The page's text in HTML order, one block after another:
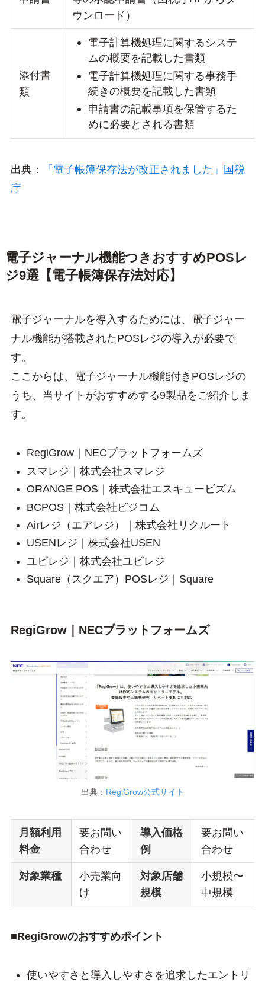
ウンロード）
添付書
類
電子計算機処理に関するシステ
ムの概要を記載した書類
電子計算機処理に関する事務手
続きの概要を記載した書類
申請書の記載事項を保管するた
めに必要とされる書類
出典：
「電子帳簿保存法が改正されました」国税
庁
電子ジャーナル機能つきおすすめPOSレ
ジ9選【電子帳簿保存法対応】
電子ジャーナルを導入するためには、電子ジャー
ナル機能が搭載されたPOSレジの導入が必要で
す。
ここからは、電子ジャーナル機能付きPOSレジの
うち、当サイトがおすすめする9製品をご紹介しま
す。
RegiGrow｜NECプラットフォームズ
スマレジ｜株式会社スマレジ
ORANGE POS｜株式会社エスキュービズム
BCPOS｜株式会社ビジコム
Airレジ（エアレジ）｜株式会社リクルート
USENレジ｜株式会社USEN
ユビレジ｜株式会社ユビレジ
Square（スクエア）POSレジ｜Square
RegiGrow｜NECプラットフォームズ
出典： RegiGrow公式サイト
月額利用
料金
要お問い
合わせ
導入価格
例
要お問い
合わせ
対象業種
小売業向
け
対象店舗
規模
小規模〜
中規模
■RegiGrowのおすすめポイント
使いやすさと導入しやすさを追求したエントリ